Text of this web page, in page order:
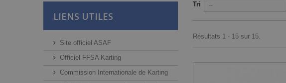
LIENS UTILES
Site officiel ASAF
Officiel FFSA Karting
Commission Internationale de Karting
Tri --
Résultats 1 - 15 sur 15.